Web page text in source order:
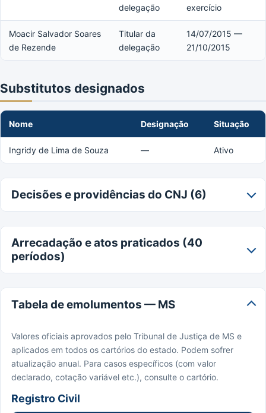
delegação
exercício
Moacir Salvador Soares
de Rezende
Titular da
delegação
14/07/2015 —
21/10/2015
Substitutos designados
Nome Designação Situação
Ingridy de Lima de Souza — Ativo
Decisões e providências do CNJ (6)
Arrecadação e atos praticados (40
períodos)
Tabela de emolumentos — MS
Valores oficiais aprovados pelo Tribunal de Justiça de MS e
aplicados em todos os cartórios do estado. Podem sofrer
atualização anual. Para casos específicos (com valor
declarado, cotação variável etc.), consulte o cartório.
Registro Civil